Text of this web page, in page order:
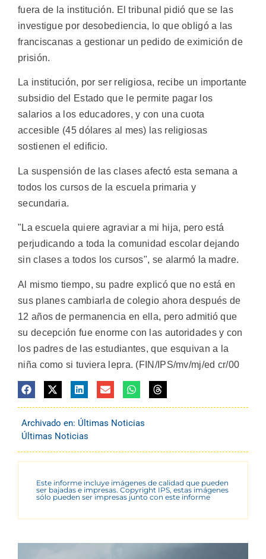
fuera de la institución. El tribunal pidió que se las
investigue por desobediencia, lo que obligó a las
franciscanas a gestionar un pedido de eximición de
prisión.
La institución, por ser religiosa, recibe un importante
subsidio del Estado que le permite pagar los
salarios a los educadores, y con una cuota
accesible (45 dólares al mes) las religiosas
sostienen el edificio.
La suspensión de las clases afectó esta semana a
todos los cursos de la escuela primaria y
secundaria.
"La escuela quiere agraviar a mi hija, pero está
perjudicando a toda la comunidad escolar dejando
sin clases a todos los cursos", se alarmó la madre.
Al mismo tiempo, su padre explicó que no está en
sus planes cambiarla de colegio ahora después de
12 años de permanencia en ella, pero admitió que
su decepción fue enorme con las autoridades y con
los padres de las estudiantes, que esquivan a la
niña como si tuviera lepra. (FIN/IPS/mv/mj/ed cr/00
Archivado en: Últimas Noticias
Últimas Noticias
Este informe incluye imágenes de calidad que pueden
ser bajadas e impresas. Copyright IPS, estas imágenes
sólo pueden ser impresas junto con este informe